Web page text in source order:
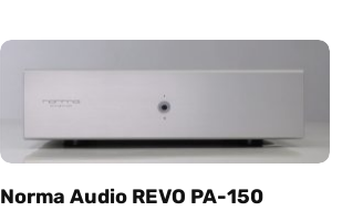
Norma Audio REVO PA-150